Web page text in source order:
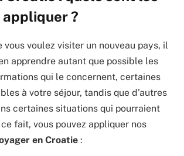
?
vous voulez visiter un nouveau pays, il
apprendre autant que possible les
qui le concernent, certaines
à votre séjour, tandis que d’autres
certaines situations qui pourraient
fait, vous pouvez appliquer nos
en Croatie :